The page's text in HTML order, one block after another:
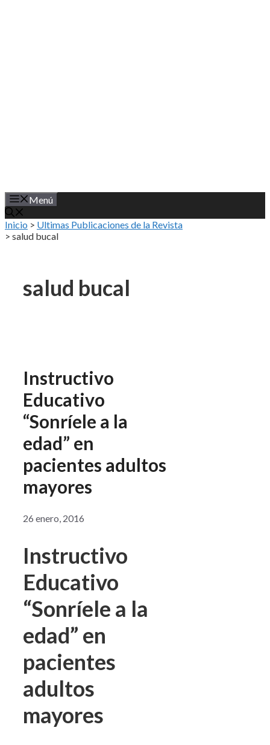
Menú
Inicio > Ultimas Publicaciones de la Revista
> salud bucal
salud bucal
Instructivo
Educativo
“Sonríele a la
edad” en
pacientes adultos
mayores
26 enero, 2016
Instructivo
Educativo
“Sonríele a la
edad” en
pacientes
adultos
mayores